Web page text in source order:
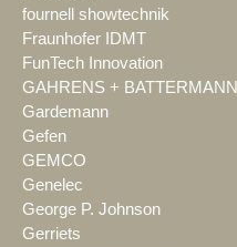
fournell showtechnik
Fraunhofer IDMT
FunTech Innovation
GAHRENS + BATTERMANN
Gardemann
Gefen
GEMCO
Genelec
George P. Johnson
Gerriets